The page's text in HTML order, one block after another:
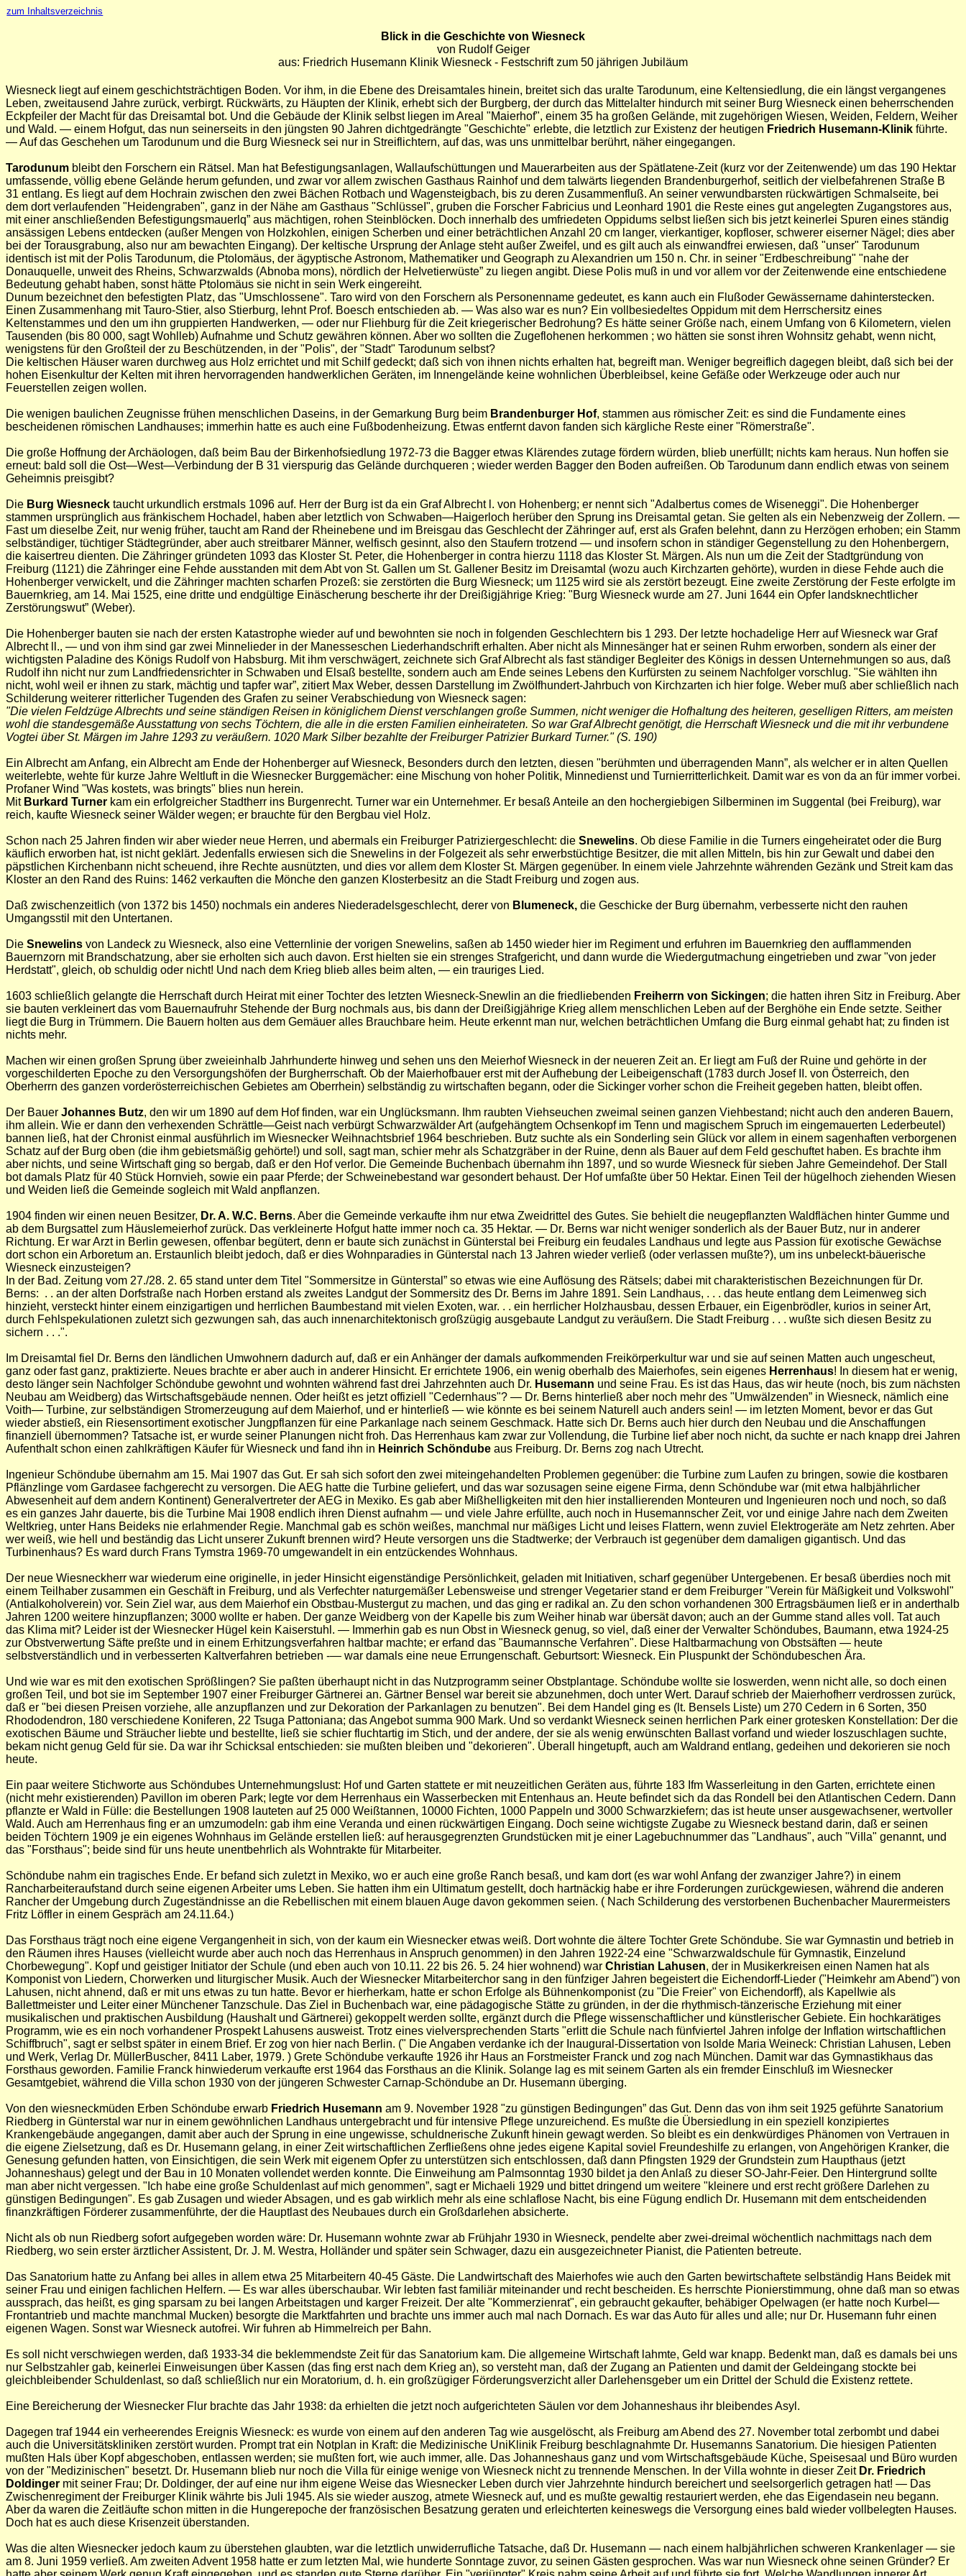
zum Inhaltsverzeichnis
Blick in die Geschichte von Wiesneck
von Rudolf Geiger
aus: Friedrich Husemann Klinik Wiesneck - Festschrift zum 50 jährigen Jubiläum
Wiesneck liegt auf einem geschichtsträchtigen Boden. Vor ihm, in die Ebene des Dreisamtales hinein, breitet sich das uralte Tarodunum, eine Keltensiedlung, die ein längst vergangenes
Leben, zweitausend Jahre zurück, verbirgt. Rückwärts, zu Häupten der Klinik, erhebt sich der Burgberg, der durch das Mittelalter hindurch mit seiner Burg Wiesneck einen beherrschenden
Eckpfeiler der Macht für das Dreisamtal bot. Und die Gebäude der Klinik selbst liegen im Areal "Maierhof", einem 35 ha großen Gelände, mit zugehörigen Wiesen, Weiden, Feldern, Weiher
und Wald. — einem Hofgut, das nun seinerseits in den jüngsten 90 Jahren dichtgedrängte "Geschichte" erlebte, die letztlich zur Existenz der heutigen Friedrich Husemann-Klinik führte.
— Auf das Geschehen um Tarodunum und die Burg Wiesneck sei nur in Streiflichtern, auf das, was uns unmittelbar berührt, näher eingegangen.
Tarodunum bleibt den Forschern ein Rätsel. Man hat Befestigungsanlagen, Wallaufschüttungen und Mauerarbeiten aus der Spätlatene-Zeit (kurz vor der Zeitenwende) um das 190 Hektar
umfassende, völlig ebene Gelände herum gefunden, und zwar vor allem zwischen Gasthaus Rainhof und dem talwärts liegenden Brandenburgerhof, seitlich der vielbefahrenen Straße B
31 entlang. Es liegt auf dem Hochrain zwischen den zwei Bächen Rotbach und Wagensteigbach, bis zu deren Zusammenfluß. An seiner verwundbarsten rückwärtigen Schmalseite, bei
dem dort verlaufenden "Heidengraben"‚ ganz in der Nähe am Gasthaus "SchlüsseI", gruben die Forscher Fabricius und Leonhard 1901 die Reste eines gut angelegten Zugangstores aus,
mit einer anschließenden Befestigungsmauerlq” aus mächtigen, rohen Steinblöcken. Doch innerhalb des umfriedeten Oppidums selbst ließen sich bis jetzt keinerlei Spuren eines ständig
ansässigen Lebens entdecken (außer Mengen von Holzkohlen, einigen Scherben und einer beträchtlichen Anzahl 20 cm langer, vierkantiger, kopfloser, schwerer eiserner Nägel; dies aber
bei der Torausgrabung, also nur am bewachten Eingang). Der keltische Ursprung der Anlage steht außer Zweifel, und es gilt auch als einwandfrei erwiesen, daß "unser" Tarodunum
identisch ist mit der Polis Tarodunum, die Ptolomäus, der ägyptische Astronom, Mathematiker und Geograph zu Alexandrien um 150 n. Chr. in seiner "Erdbeschreibung" "nahe der
Donauquelle, unweit des Rheins, Schwarzwalds (Abnoba mons), nördlich der HeIvetierwüste” zu liegen angibt. Diese Polis muß in und vor allem vor der Zeitenwende eine entschiedene
Bedeutung gehabt haben, sonst hätte Ptolomäus sie nicht in sein Werk eingereiht.
Dunum bezeichnet den befestigten Platz, das "Umschlossene". Taro wird von den Forschern als Personenname gedeutet, es kann auch ein Flußoder Gewässername dahinterstecken.
Einen Zusammenhang mit Tauro-Stier, also Stierburg, lehnt Prof. Boesch entschieden ab. — Was also war es nun? Ein vollbesiedeltes Oppidum mit dem Herrschersitz eines
Keltenstammes und den um ihn gruppierten Handwerken, — oder nur Fliehburg für die Zeit kriegerischer Bedrohung? Es hätte seiner Größe nach, einem Umfang von 6 Kilometern, vielen
Tausenden (bis 80 000, sagt Wohlleb) Aufnahme und Schutz gewähren können. Aber wo sollten die Zugeflohenen herkommen ; wo hätten sie sonst ihren Wohnsitz gehabt, wenn nicht,
wenigstens für den Großteil der zu Beschützenden, in der "Polis"‚ der "Stadt" Tarodunum selbst?
Die keltischen Häuser waren durchweg aus Holz errichtet und mit Schilf gedeckt; daß sich von ihnen nichts erhalten hat, begreift man. Weniger begreiflich dagegen bleibt, daß sich bei der
hohen Eisenkultur der Kelten mit ihren hervorragenden handwerklichen Geräten, im Innengelände keine wohnlichen Überbleibsel, keine Gefäße oder Werkzeuge oder auch nur
Feuerstellen zeigen wollen.
Die wenigen baulichen Zeugnisse frühen menschlichen Daseins, in der Gemarkung Burg beim Brandenburger Hof, stammen aus römischer Zeit: es sind die Fundamente eines
bescheidenen römischen Landhauses; immerhin hatte es auch eine Fußbodenheizung. Etwas entfernt davon fanden sich kärgliche Reste einer "Römerstraße".
Die große Hoffnung der Archäologen, daß beim Bau der Birkenhofsiedlung 1972-73 die Bagger etwas Klärendes zutage fördern würden, blieb unerfüllt; nichts kam heraus. Nun hoffen sie
erneut: bald soll die Ost—West—Verbindung der B 31 vierspurig das Gelände durchqueren ; wieder werden Bagger den Boden aufreißen. Ob Tarodunum dann endlich etwas von seinem
Geheimnis preisgibt?
Die Burg Wiesneck taucht urkundlich erstmals 1096 auf. Herr der Burg ist da ein Graf Albrecht l. von Hohenberg; er nennt sich "Adalbertus comes de Wiseneggi". Die Hohenberger
stammen ursprünglich aus fränkischem Hochadel, haben aber letztlich von Schwaben—Haigerloch herüber den Sprung ins Dreisamtal getan. Sie gelten als ein Nebenzweig der Zollern. —
Fast um dieselbe Zeit, nur wenig früher, taucht am Rand der Rheinebene und im Breisgau das Geschlecht der Zähringer auf, erst als Grafen belehnt, dann zu Herzögen erhoben; ein Stamm
selbständiger, tüchtiger Städtegründer, aber auch streitbarer Männer, welfisch gesinnt, also den Staufern trotzend — und insofern schon in ständiger Gegenstellung zu den Hohenbergern,
die kaisertreu dienten. Die Zähringer gründeten 1093 das Kloster St. Peter, die Hohenberger in contra hierzu 1118 das Kloster St. Märgen. Als nun um die Zeit der Stadtgründung von
Freiburg (1121) die Zähringer eine Fehde ausstanden mit dem Abt von St. Gallen um St. Gallener Besitz im Dreisamtal (wozu auch Kirchzarten gehörte), wurden in diese Fehde auch die
Hohenberger verwickelt, und die Zähringer machten scharfen Prozeß: sie zerstörten die Burg Wiesneck; um 1125 wird sie als zerstört bezeugt. Eine zweite Zerstörung der Feste erfolgte im
Bauernkrieg, am 14. Mai 1525, eine dritte und endgültige Einäscherung bescherte ihr der Dreißigjährige Krieg: "Burg Wiesneck wurde am 27. Juni 1644 ein Opfer landsknechtlicher
Zerstörungswut” (Weber).
Die Hohenberger bauten sie nach der ersten Katastrophe wieder auf und bewohnten sie noch in folgenden Geschlechtern bis 1 293. Der letzte hochadelige Herr auf Wiesneck war Graf
Albrecht ll., — und von ihm sind gar zwei Minnelieder in der Manesseschen Liederhandschrift erhalten. Aber nicht als Minnesänger hat er seinen Ruhm erworben, sondern als einer der
wichtigsten Paladine des Königs Rudolf von Habsburg. Mit ihm verschwägert, zeichnete sich Graf Albrecht als fast ständiger Begleiter des Königs in dessen Unternehmungen so aus, daß
Rudolf ihn nicht nur zum Landfriedensrichter in Schwaben und Elsaß bestellte, sondern auch am Ende seines Lebens den Kurfürsten zu seinem Nachfolger vorschlug. "Sie wählten ihn
nicht, wohl weil er ihnen zu stark, mächtig und tapfer war”, zitiert Max Weber, dessen Darstellung im ZwöIfhundert-Jahrbuch von Kirchzarten ich hier folge. Weber muß aber schließlich nach
Schilderung weiterer ritterlicher Tugenden des Grafen zu seiner Verabschiedung von Wiesneck sagen:
"Die vielen Feldzüge Albrechts und seine ständigen Reisen in königlichem Dienst verschlangen große Summen, nicht weniger die Hofhaltung des heiteren, geselligen Ritters, am meisten
wohl die standesgemäße Ausstattung von sechs Töchtern, die alle in die ersten Familien einheirateten. So war Graf Albrecht genötigt, die Herrschaft Wiesneck und die mit ihr verbundene
Vogtei über St. Märgen im Jahre 1293 zu veräußern. 1020 Mark Silber bezahlte der Freiburger Patrizier Burkard Turner." (S. 190)
Ein Albrecht am Anfang, ein Albrecht am Ende der Hohenberger auf Wiesneck, Besonders durch den letzten, diesen "berühmten und überragenden Mann”, als welcher er in alten Quellen
weiterlebte‚ wehte für kurze Jahre Weltluft in die Wiesnecker Burggemächer: eine Mischung von hoher Politik, Minnedienst und Turnierritterlichkeit. Damit war es von da an für immer vorbei.
Profaner Wind "Was kostets, was bringts" blies nun herein.
Mit Burkard Turner kam ein erfolgreicher Stadtherr ins Burgenrecht. Turner war ein Unternehmer. Er besaß Anteile an den hochergiebigen Silberminen im Suggental (bei Freiburg), war
reich, kaufte Wiesneck seiner Wälder wegen; er brauchte für den Bergbau viel Holz.
Schon nach 25 Jahren finden wir aber wieder neue Herren, und abermals ein Freiburger Patriziergeschlecht: die Snewelins. Ob diese Familie in die Turners eingeheiratet oder die Burg
käuflich erworben hat, ist nicht geklärt. Jedenfalls erwiesen sich die Snewelins in der Folgezeit als sehr erwerbstüchtige Besitzer, die mit allen Mitteln, bis hin zur Gewalt und dabei den
päpstlichen Kirchenbann nicht scheuend, ihre Rechte ausnützten‚ und dies vor allem dem Kloster St. Märgen gegenüber. In einem viele Jahrzehnte währenden Gezänk und Streit kam das
Kloster an den Rand des Ruins: 1462 verkauften die Mönche den ganzen Klosterbesitz an die Stadt Freiburg und zogen aus.
Daß zwischenzeitlich (von 1372 bis 1450) nochmals ein anderes Niederadelsgeschlecht‚ derer von Blumeneck‚ die Geschicke der Burg übernahm, verbesserte nicht den rauhen
Umgangsstil mit den Untertanen.
Die Snewelins von Landeck zu Wiesneck, also eine Vetternlinie der vorigen Snewelins, saßen ab 1450 wieder hier im Regiment und erfuhren im Bauernkrieg den aufflammenden
Bauernzorn mit Brandschatzung, aber sie erholten sich auch davon. Erst hielten sie ein strenges Strafgericht, und dann wurde die Wiedergutmachung eingetrieben und zwar "von jeder
Herdstatt", gleich, ob schuldig oder nicht! Und nach dem Krieg blieb alles beim alten, — ein trauriges Lied.
1603 schließlich gelangte die Herrschaft durch Heirat mit einer Tochter des letzten Wiesneck-Snewlin an die friedliebenden Freiherrn von Sickingen; die hatten ihren Sitz in Freiburg. Aber
sie bauten verkleinert das vom Bauernaufruhr Stehende der Burg nochmals aus, bis dann der Dreißigjährige Krieg allem menschlichen Leben auf der Berghöhe ein Ende setzte. Seither
liegt die Burg in Trümmern. Die Bauern holten aus dem Gemäuer alles Brauchbare heim. Heute erkennt man nur, welchen beträchtlichen Umfang die Burg einmal gehabt hat; zu finden ist
nichts mehr.
Machen wir einen großen Sprung über zweieinhalb Jahrhunderte hinweg und sehen uns den Meierhof Wiesneck in der neueren Zeit an. Er liegt am Fuß der Ruine und gehörte in der
vorgeschilderten Epoche zu den Versorgungshöfen der Burgherrschaft. Ob der Maierhofbauer erst mit der Aufhebung der Leibeigenschaft (1783 durch Josef II. von Österreich, den
Oberherrn des ganzen vorderösterreichischen Gebietes am Oberrhein) selbständig zu wirtschaften begann, oder die Sickinger vorher schon die Freiheit gegeben hatten, bleibt offen.
Der Bauer Johannes Butz, den wir um 1890 auf dem Hof finden, war ein Unglücksmann. Ihm raubten Viehseuchen zweimal seinen ganzen Viehbestand; nicht auch den anderen Bauern,
ihm allein. Wie er dann den verhexenden SchrättIe—Geist nach verbürgt Schwarzwälder Art (aufgehängtem Ochsenkopf im Tenn und magischem Spruch im eingemauerten Lederbeutel)
bannen ließ, hat der Chronist einmal ausführlich im Wiesnecker Weihnachtsbrief 1964 beschrieben. Butz suchte als ein Sonderling sein Glück vor allem in einem sagenhaften verborgenen
Schatz auf der Burg oben (die ihm gebietsmäßig gehörte!) und soll, sagt man, schier mehr als Schatzgräber in der Ruine, denn als Bauer auf dem Feld geschuftet haben. Es brachte ihm
aber nichts, und seine Wirtschaft ging so bergab, daß er den Hof verlor. Die Gemeinde Buchenbach übernahm ihn 1897, und so wurde Wiesneck für sieben Jahre Gemeindehof. Der Stall
bot damals Platz für 40 Stück Hornvieh, sowie ein paar Pferde; der Schweinebestand war gesondert behaust. Der Hof umfaßte über 50 Hektar. Einen Teil der hügelhoch ziehenden Wiesen
und Weiden ließ die Gemeinde sogleich mit Wald anpflanzen.
1904 finden wir einen neuen Besitzer, Dr. A. W.C. Berns. Aber die Gemeinde verkaufte ihm nur etwa Zweidrittel des Gutes. Sie behielt die neugepflanzten Waldflächen hinter Gumme und
ab dem Burgsattel zum Häuslemeierhof zurück. Das verkleinerte Hofgut hatte immer noch ca. 35 Hektar. — Dr. Berns war nicht weniger sonderlich als der Bauer Butz, nur in anderer
Richtung. Er war Arzt in Berlin gewesen, offenbar begütert, denn er baute sich zunächst in Günterstal bei Freiburg ein feudales Landhaus und legte aus Passion für exotische Gewächse
dort schon ein Arboretum an. Erstaunlich bleibt jedoch, daß er dies Wohnparadies in Günterstal nach 13 Jahren wieder verließ (oder verlassen mußte?), um ins unbeleckt-bäuerische
Wiesneck einzusteigen?
In der Bad. Zeitung vom 27./28. 2. 65 stand unter dem Titel "Sommersitze in Günterstal” so etwas wie eine Auflösung des Rätsels; dabei mit charakteristischen Bezeichnungen für Dr.
Berns: . . an der alten Dorfstraße nach Horben erstand als zweites Landgut der Sommersitz des Dr. Berns im Jahre 1891. Sein Landhaus, . . . das heute entlang dem Leimenweg sich
hinzieht, versteckt hinter einem einzigartigen und herrlichen Baumbestand mit vielen Exoten, war. . . ein herrlicher Holzhausbau, dessen Erbauer, ein Eigenbrödler, kurios in seiner Art,
durch Fehlspekulationen zuletzt sich gezwungen sah, das auch innenarchitektonisch großzügig ausgebaute Landgut zu veräußern. Die Stadt Freiburg . . . wußte sich diesen Besitz zu
sichern . . .".
Im Dreisamtal fiel Dr. Berns den ländlichen Umwohnern dadurch auf, daß er ein Anhänger der damals aufkommenden Freikörperkultur war und sie auf seinen Matten auch ungescheut,
ganz oder fast ganz, praktizierte. Neues brachte er aber auch in anderer Hinsicht. Er errichtete 1906, ein wenig oberhalb des Maierhofes, sein eigenes Herrenhaus! In diesem hat er wenig,
desto länger sein Nachfolger Schöndube gewohnt und wohnten während fast drei Jahrzehnten auch Dr. Husemann und seine Frau. Es ist das Haus, das wir heute (noch, bis zum nächsten
Neubau am Weidberg) das Wirtschaftsgebäude nennen. Oder heißt es jetzt offiziell "Cedernhaus"? — Dr. Berns hinterließ aber noch mehr des "Umwälzenden” in Wiesneck, nämlich eine
Voith— Turbine, zur selbständigen Stromerzeugung auf dem Maierhof, und er hinterließ — wie könnte es bei seinem Naturell auch anders sein! — im letzten Moment, bevor er das Gut
wieder abstieß, ein Riesensortiment exotischer Jungpflanzen für eine Parkanlage nach seinem Geschmack. Hatte sich Dr. Berns auch hier durch den Neubau und die Anschaffungen
finanziell übernommen? Tatsache ist, er wurde seiner Planungen nicht froh. Das Herrenhaus kam zwar zur Vollendung, die Turbine lief aber noch nicht, da suchte er nach knapp drei Jahren
Aufenthalt schon einen zahlkräftigen Käufer für Wiesneck und fand ihn in Heinrich Schöndube aus Freiburg. Dr. Berns zog nach Utrecht.
Ingenieur Schöndube übernahm am 15. Mai 1907 das Gut. Er sah sich sofort den zwei miteingehandelten Problemen gegenüber: die Turbine zum Laufen zu bringen, sowie die kostbaren
Pflänzlinge vom Gardasee fachgerecht zu versorgen. Die AEG hatte die Turbine geliefert, und das war sozusagen seine eigene Firma, denn Schöndube war (mit etwa halbjährlicher
Abwesenheit auf dem andern Kontinent) Generalvertreter der AEG in Mexiko. Es gab aber Mißhelligkeiten mit den hier installierenden Monteuren und Ingenieuren noch und noch, so daß
es ein ganzes Jahr dauerte, bis die Turbine Mai 1908 endlich ihren Dienst aufnahm — und viele Jahre erfüllte, auch noch in Husemannscher Zeit, vor und einige Jahre nach dem Zweiten
Weltkrieg, unter Hans Beideks nie erlahmender Regie. Manchmal gab es schön weißes, manchmal nur mäßiges Licht und leises Flattern, wenn zuviel Elektrogeräte am Netz zehrten. Aber
wer weiß, wie hell und beständig das Licht unserer Zukunft brennen wird? Heute versorgen uns die Stadtwerke; der Verbrauch ist gegenüber dem damaligen gigantisch. Und das
Turbinenhaus? Es ward durch Frans Tymstra 1969-70 umgewandelt in ein entzückendes Wohnhaus.
Der neue Wiesneckherr war wiederum eine originelle, in jeder Hinsicht eigenständige Persönlichkeit, geladen mit Initiativen, scharf gegenüber Untergebenen. Er besaß überdies noch mit
einem Teilhaber zusammen ein Geschäft in Freiburg, und als Verfechter naturgemäßer Lebensweise und strenger Vegetarier stand er dem Freiburger "Verein für Mäßigkeit und Volkswohl"
(Antialkoholverein) vor. Sein Ziel war, aus dem Maierhof ein Obstbau-Mustergut zu machen, und das ging er radikal an. Zu den schon vorhandenen 300 Ertragsbäumen ließ er in anderthalb
Jahren 1200 weitere hinzupflanzen; 3000 wollte er haben. Der ganze Weidberg von der Kapelle bis zum Weiher hinab war übersät davon; auch an der Gumme stand alles voll. Tat auch
das Klima mit? Leider ist der Wiesnecker Hügel kein Kaiserstuhl. — Immerhin gab es nun Obst in Wiesneck genug, so viel, daß einer der Verwalter Schöndubes, Baumann, etwa 1924-25
zur Obstverwertung Säfte preßte und in einem Erhitzungsverfahren haltbar machte; er erfand das "Baumannsche Verfahren". Diese Haltbarmachung von Obstsäften — heute
selbstverständlich und in verbesserten Kaltverfahren betrieben -— war damals eine neue Errungenschaft. Geburtsort: Wiesneck. Ein Pluspunkt der Schöndubeschen Ära.
Und wie war es mit den exotischen Sprößlingen? Sie paßten überhaupt nicht in das Nutzprogramm seiner Obstplantage. Schöndube wollte sie loswerden, wenn nicht alle, so doch einen
großen Teil, und bot sie im September 1907 einer Freiburger Gärtnerei an. Gärtner Bensel war bereit sie abzunehmen, doch unter Wert. Darauf schrieb der Maierhofherr verdrossen zurück,
daß er "bei diesen Preisen vorziehe, alle anzupflanzen und zur Dekoration der Parkanlagen zu benutzen". Bei dem Handel ging es (lt. Bensels Liste) um 270 Cedern in 6 Sorten, 350
Rhododendron, 180 verschiedene Koniferen, 22 Tsuga Pattoniana; das Angebot summa 900 Mark. Und so verdankt Wiesneck seinen herrlichen Park einer grotesken Konstellation: Der die
exotischen Bäume und Sträucher liebte und bestellte, ließ sie schier fluchtartig im Stich, und der andere, der sie als wenig erwünschten Ballast vorfand und wieder Ioszuschlagen suchte,
bekam nicht genug Geld für sie. Da war ihr Schicksal entschieden: sie mußten bleiben und "dekorieren". Überall hingetupft, auch am Waldrand entlang, gedeihen und dekorieren sie noch
heute.
Ein paar weitere Stichworte aus Schöndubes Unternehmungslust: Hof und Garten stattete er mit neuzeitlichen Geräten aus, führte 183 Ifm Wasserleitung in den Garten, errichtete einen
(nicht mehr existierenden) Pavillon im oberen Park; legte vor dem Herrenhaus ein Wasserbecken mit Entenhaus an. Heute befindet sich da das Rondell bei den Atlantischen Cedern. Dann
pflanzte er Wald in Fülle: die Bestellungen 1908 lauteten auf 25 000 Weißtannen, 10000 Fichten, 1000 Pappeln und 3000 Schwarzkiefern; das ist heute unser ausgewachsener, wertvoller
Wald. Auch am Herrenhaus fing er an umzumodeln: gab ihm eine Veranda und einen rückwärtigen Eingang. Doch seine wichtigste Zugabe zu Wiesneck bestand darin, daß er seinen
beiden Töchtern 1909 je ein eigenes Wohnhaus im Gelände erstellen ließ: auf herausgegrenzten Grundstücken mit je einer Lagebuchnummer das "Landhaus", auch "ViIla" genannt, und
das "Forsthaus"; beide sind für uns heute unentbehrlich als Wohntrakte für Mitarbeiter.
Schöndube nahm ein tragisches Ende. Er befand sich zuletzt in Mexiko, wo er auch eine große Ranch besaß, und kam dort (es war wohl Anfang der zwanziger Jahre?) in einem
Rancharbeiteraufstand durch seine eigenen Arbeiter ums Leben. Sie hatten ihm ein Ultimatum gestellt, doch hartnäckig habe er ihre Forderungen zurückgewiesen, während die anderen
Rancher der Umgebung durch Zugeständnisse an die Rebellischen mit einem blauen Auge davon gekommen seien. ( Nach Schilderung des verstorbenen Buchenbacher Maurermeisters
Fritz Löffler in einem Gespräch am 24.11.64.)
Das Forsthaus trägt noch eine eigene Vergangenheit in sich, von der kaum ein Wiesnecker etwas weiß. Dort wohnte die ältere Tochter Grete Schöndube. Sie war Gymnastin und betrieb in
den Räumen ihres Hauses (vielleicht wurde aber auch noch das Herrenhaus in Anspruch genommen) in den Jahren 1922-24 eine "Schwarzwaldschule für Gymnastik, Einzelund
Chorbewegung". Kopf und geistiger Initiator der Schule (und eben auch von 10.11. 22 bis 26. 5. 24 hier wohnend) war Christian Lahusen, der in Musikerkreisen einen Namen hat als
Komponist von Liedern, Chorwerken und Iiturgischer Musik. Auch der Wiesnecker Mitarbeiterchor sang in den fünfziger Jahren begeistert die Eichendorff-Lieder ("Heimkehr am Abend") von
Lahusen, nicht ahnend, daß er mit uns etwas zu tun hatte. Bevor er hierherkam, hatte er schon Erfolge als Bühnenkomponist (zu "Die Freier" von Eichendorff), als KapelIwie als
Ballettmeister und Leiter einer Münchener Tanzschule. Das Ziel in Buchenbach war, eine pädagogische Stätte zu gründen, in der die rhythmisch-tänzerische Erziehung mit einer
musikalischen und praktischen Ausbildung (Haushalt und Gärtnerei) gekoppelt werden sollte, ergänzt durch die Pflege wissenschaftlicher und künstlerischer Gebiete. Ein hochkarätiges
Programm, wie es ein noch vorhandener Prospekt Lahusens ausweist. Trotz eines vielversprechenden Starts "erlitt die Schule nach fünfviertel Jahren infolge der Inflation wirtschaftlichen
Schiffbruch", sagt er selbst später in einem Brief. Er zog von hier nach Berlin. (" Die Angaben verdanke ich der Inaugural-Dissertation von lsolde Maria Weineck: Christian Lahusen, Leben
und Werk, Verlag Dr. MüllerBuscher‚ 8411 Laber, 1979. ) Grete Schöndube verkaufte 1926 ihr Haus an Forstmeister Franck und zog nach München. Damit war das Gymnastikhaus das
Forsthaus geworden. Familie Franck hinwiederum verkaufte erst 1964 das Forsthaus an die Klinik. Solange lag es mit seinem Garten als ein fremder Einschluß im Wiesnecker
Gesamtgebiet, während die Villa schon 1930 von der jüngeren Schwester Carnap-Schöndube an Dr. Husemann überging.
Von den wiesneckmüden Erben Schöndube erwarb Friedrich Husemann am 9. November 1928 "zu günstigen Bedingungen” das Gut. Denn das von ihm seit 1925 geführte Sanatorium
Riedberg in Günterstal war nur in einem gewöhnlichen Landhaus untergebracht und für intensive Pflege unzureichend. Es mußte die Übersiedlung in ein speziell konzipiertes
Krankengebäude angegangen, damit aber auch der Sprung in eine ungewisse, schuldnerische Zukunft hinein gewagt werden. So bleibt es ein denkwürdiges Phänomen von Vertrauen in
die eigene Zielsetzung, daß es Dr. Husemann gelang, in einer Zeit wirtschaftlichen Zerfließens ohne jedes eigene Kapital soviel Freundeshilfe zu erlangen, von Angehörigen Kranker, die
Genesung gefunden hatten, von Einsichtigen, die sein Werk mit eigenem Opfer zu unterstützen sich entschlossen, daß dann Pfingsten 1929 der Grundstein zum Haupthaus (jetzt
Johanneshaus) gelegt und der Bau in 10 Monaten vollendet werden konnte. Die Einweihung am Palmsonntag 1930 bildet ja den Anlaß zu dieser SO-Jahr-Feier. Den Hintergrund sollte
man aber nicht vergessen. "Ich habe eine große Schuldenlast auf mich genommen”, sagt er Michaeli 1929 und bittet dringend um weitere "kleinere und erst recht größere Darlehen zu
günstigen Bedingungen". Es gab Zusagen und wieder Absagen, und es gab wirklich mehr als eine schlaflose Nacht, bis eine Fügung endlich Dr. Husemann mit dem entscheidenden
finanzkräftigen Förderer zusammenführte‚ der die Hauptlast des Neubaues durch ein Großdarlehen absicherte.
Nicht als ob nun Riedberg sofort aufgegeben worden wäre: Dr. Husemann wohnte zwar ab Frühjahr 1930 in Wiesneck, pendelte aber zwei-dreimal wöchentlich nachmittags nach dem
Riedberg, wo sein erster ärztlicher Assistent, Dr. J. M. Westra, Holländer und später sein Schwager, dazu ein ausgezeichneter Pianist, die Patienten betreute.
Das Sanatorium hatte zu Anfang bei alles in allem etwa 25 Mitarbeitern 40-45 Gäste. Die Landwirtschaft des Maierhofes wie auch den Garten bewirtschaftete selbständig Hans Beidek mit
seiner Frau und einigen fachlichen Helfern. — Es war alles überschaubar. Wir lebten fast familiär miteinander und recht bescheiden. Es herrschte Pionierstimmung, ohne daß man so etwas
aussprach, das heißt, es ging sparsam zu bei langen Arbeitstagen und karger Freizeit. Der alte "Kommerzienrat", ein gebraucht gekaufter, behäbiger Opelwagen (er hatte noch Kurbel—
Frontantrieb und machte manchmal Mucken) besorgte die Marktfahrten und brachte uns immer auch mal nach Dornach. Es war das Auto für alles und alle; nur Dr. Husemann fuhr einen
eigenen Wagen. Sonst war Wiesneck autofrei. Wir fuhren ab Himmelreich per Bahn.
Es soll nicht verschwiegen werden, daß 1933-34 die beklemmendste Zeit für das Sanatorium kam. Die allgemeine Wirtschaft lahmte, Geld war knapp. Bedenkt man, daß es damals bei uns
nur Selbstzahler gab, keinerlei Einweisungen über Kassen (das fing erst nach dem Krieg an), so versteht man, daß der Zugang an Patienten und damit der Geldeingang stockte bei
gleichbleibender Schuldenlast, so daß schließlich nur ein Moratorium, d. h. ein großzügiger Förderungsverzicht aller Darlehensgeber um ein Drittel der Schuld die Existenz rettete.
Eine Bereicherung der Wiesnecker Flur brachte das Jahr 1938: da erhielten die jetzt noch aufgerichteten Säulen vor dem Johanneshaus ihr bleibendes Asyl.
Dagegen traf 1944 ein verheerendes Ereignis Wiesneck: es wurde von einem auf den anderen Tag wie ausgelöscht, als Freiburg am Abend des 27. November total zerbombt und dabei
auch die Universitätskliniken zerstört wurden. Prompt trat ein Notplan in Kraft: die Medizinische UniKlinik Freiburg beschlagnahmte Dr. Husemanns Sanatorium. Die hiesigen Patienten
mußten Hals über Kopf abgeschoben, entlassen werden; sie mußten fort, wie auch immer, alle. Das Johanneshaus ganz und vom Wirtschaftsgebäude Küche, Speisesaal und Büro wurden
von der "Medizinischen" besetzt. Dr. Husemann blieb nur noch die Villa für einige wenige von Wiesneck nicht zu trennende Menschen. In der Villa wohnte in dieser Zeit Dr. Friedrich
Doldinger mit seiner Frau; Dr. Doldinger, der auf eine nur ihm eigene Weise das Wiesnecker Leben durch vier Jahrzehnte hindurch bereichert und seelsorgerlich getragen hat! — Das
Zwischenregiment der Freiburger Klinik währte bis Juli 1945. Als sie wieder auszog, atmete Wiesneck auf, und es mußte gewaltig restauriert werden, ehe das Eigendasein neu begann.
Aber da waren die Zeitläufte schon mitten in die Hungerepoche der französischen Besatzung geraten und erleichterten keineswegs die Versorgung eines bald wieder vollbelegten Hauses.
Doch hat es auch diese Krisenzeit überstanden.
Was die alten Wiesnecker jedoch kaum zu überstehen glaubten, war die letztlich unwiderrufliche Tatsache, daß Dr. Husemann — nach einem halbjährlichen schweren Krankenlager — sie
am 8. Juni 1959 verließ. Am zweiten Advent 1958 hatte er zum letzten Mal, wie hunderte Sonntage zuvor, zu seinen Gästen gesprochen. Was war nun Wiesneck ohne seinen Gründer? Er